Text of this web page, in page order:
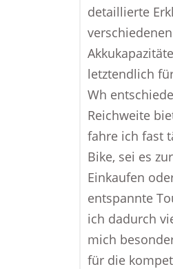
detaillierte
letztendlich
Wh
Reichweite
fahre ich fast
Bike, sei es
Einkaufen
entspannte
ich dadurch
mich
für die